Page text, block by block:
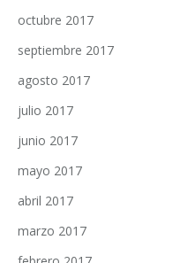
octubre 2017
septiembre 2017
agosto 2017
julio 2017
junio 2017
mayo 2017
abril 2017
marzo 2017